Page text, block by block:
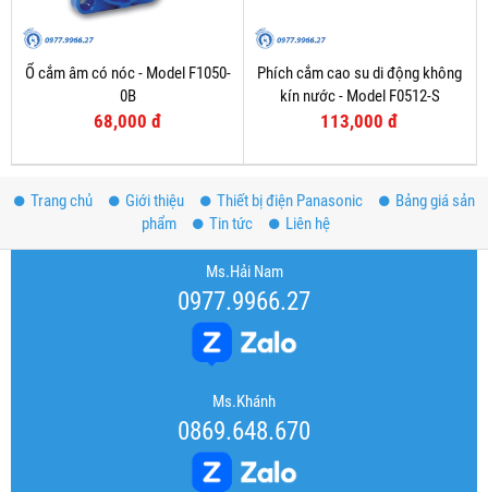
Ổ cắm âm có nóc - Model F1050-
0B
68,000 đ
Phích cắm cao su di động không
kín nước - Model F0512-S
113,000 đ
Trang chủ Giới thiệu Thiết bị điện Panasonic
Bảng giá sản
phẩm
Tin tức Liên hệ
Ms.Hải Nam
0977.9966.27
Ms.Khánh
0869.648.670